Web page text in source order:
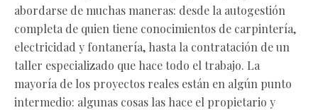
abordarse de muchas maneras: desde la autogestión
completa de quien tiene conocimientos de carpintería,
electricidad y fontanería, hasta la contratación de un
taller especializado que hace todo el trabajo. La
mayoría de los proyectos reales están en algún punto
intermedio: algunas cosas las hace el propietario y